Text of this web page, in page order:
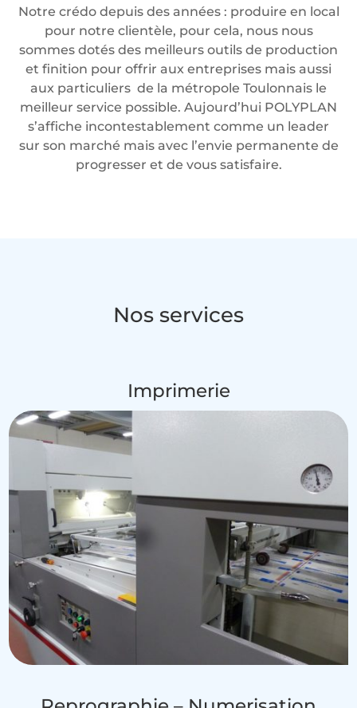
Notre crédo depuis des années : produire en local
pour notre clientèle, pour cela, nous nous
sommes dotés des meilleurs outils de production
et finition pour offrir aux entreprises mais aussi
aux particuliers de la métropole Toulonnais le
meilleur service possible. Aujourd’hui POLYPLAN
s’affiche incontestablement comme un leader
sur son marché mais avec l’envie permanente de
progresser et de vous satisfaire.
Nos services
Imprimerie